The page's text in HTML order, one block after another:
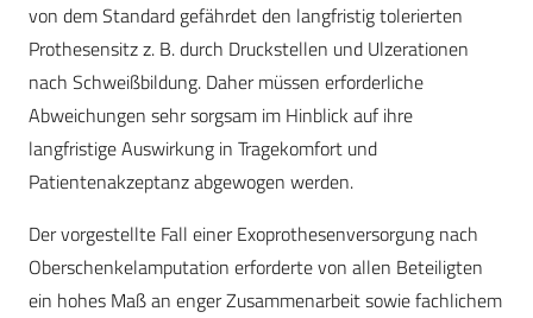
von dem Standard gefährdet den langfristig tolerierten
Prothesensitz z. B. durch Druckstellen und Ulzerationen
nach Schweißbildung. Daher müssen erforderliche
Abweichungen sehr sorgsam im Hinblick auf ihre
langfristige Auswirkung in Tragekomfort und
Patientenakzeptanz abgewogen werden.
Der vorgestellte Fall einer Exoprothesenversorgung nach
Oberschenkelamputation erforderte von allen Beteiligten
ein hohes Maß an enger Zusammenarbeit sowie fachlichem